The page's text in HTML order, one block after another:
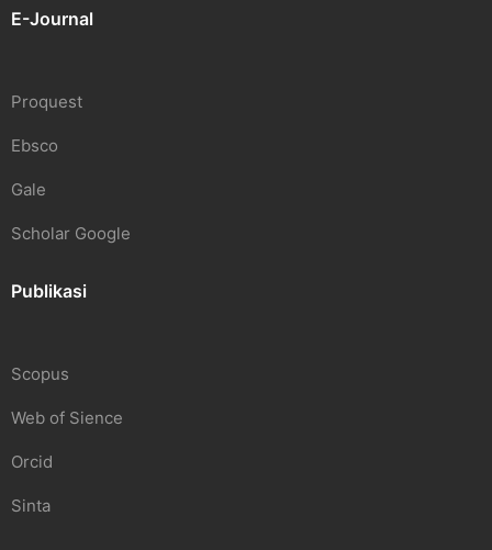
E-Journal
Proquest
Ebsco
Gale
Scholar Google
Publikasi
Scopus
Web of Sience
Orcid
Sinta